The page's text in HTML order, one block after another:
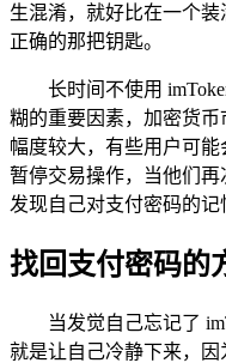
生混淆，就好比在一个
正确的那把钥匙。
长时间不使用
糊的重要因素，加密货
幅度较大，有些用户可
暂停交易操作，当他们
发现自己对支付密码的记
找回支付密码的
当发觉自己忘记了
就是让自己冷静下来，因